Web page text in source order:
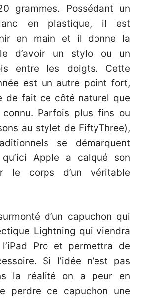
grammes. Possédant un
en plastique, il est
en main et il donne la
d’avoir un stylo ou un
entre les doigts. Cette
est un autre point fort,
de fait ce côté naturel que
connu. Parfois plus fins ou
au stylet de FiftyThree),
se démarquent
Apple a calqué son
le corps d’un véritable
d’un capuchon qui
Lightning qui viendra
l’iPad Pro et permettra de
Si l’idée n’est pas
la réalité on a peur en
perdre ce capuchon une